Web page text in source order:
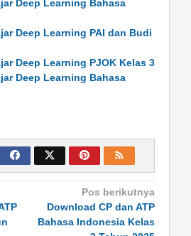
Deep Learning Bahasa
Deep Learning PAI dan Budi
Deep Learning PJOK Kelas 3
Deep Learning Bahasa
Pos berikutnya
Download CP dan ATP
Bahasa Indonesia Kelas